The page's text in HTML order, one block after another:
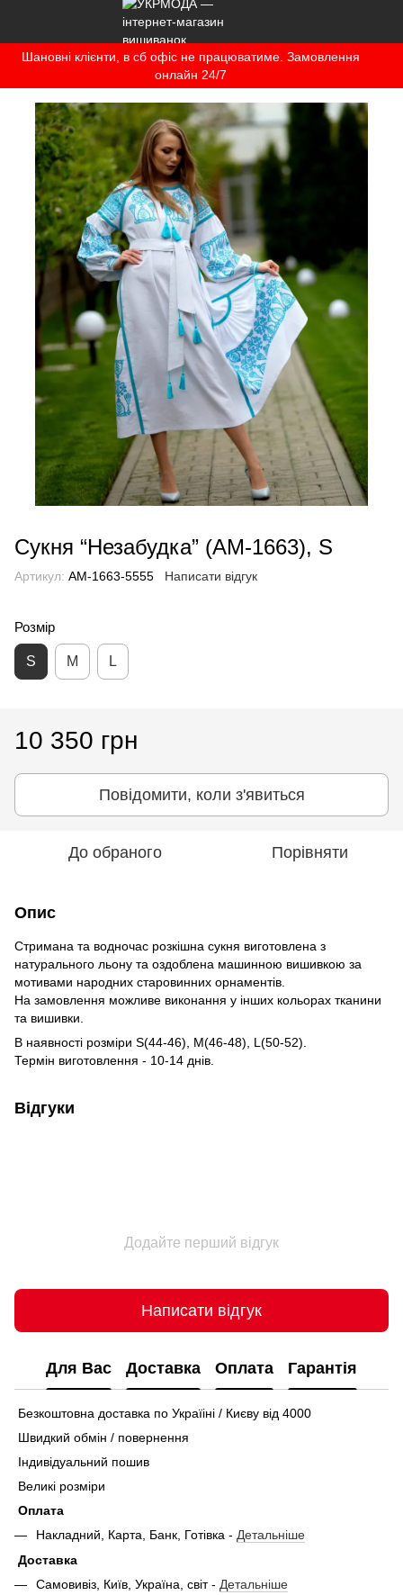
Шановні клієнти, в сб офіс не працюватиме. Замовлення
онлайн 24/7
Сукня “Незабудка” (AM-1663), S
Артикул: AM-1663-5555 Написати відгук
Розмір
S M L
10 350 грн
Повідомити, коли з'явиться
До обраного Порівняти
Опис
Стримана та водночас розкішна сукня виготовлена з
натурального льону та оздоблена машинною вишивкою за
мотивами народних старовинних орнаментів.
На замовлення можливе виконання у інших кольорах тканини
та вишивки.
В наявності розміри S(44-46), М(46-48), L(50-52).
Термін виготовлення - 10-14 днів.
Відгуки
Додайте перший відгук
Написати відгук
Для Вас Доставка Оплата Гарантія
Безкоштовна доставка по Україіні / Києву від 4000
Швидкий обмін / повернення
Індивідуальний пошив
Великі розміри
Оплата
Накладний, Карта, Банк, Готівка - Детальніше
Доставка
Самовивіз, Київ, Україна, світ - Детальніше